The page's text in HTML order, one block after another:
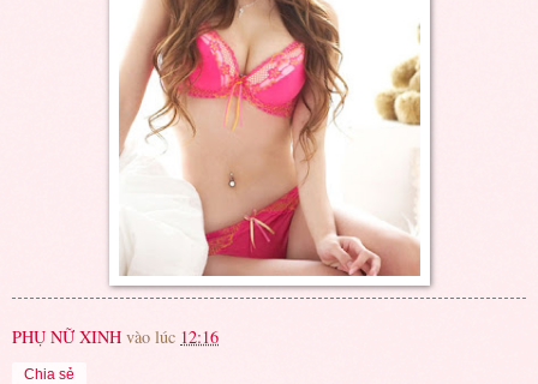
PHỤ NỮ XINH vào lúc 12:16
Chia sẻ